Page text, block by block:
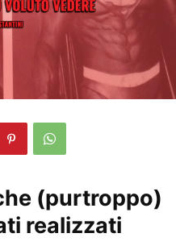
(purtroppo)
realizzati